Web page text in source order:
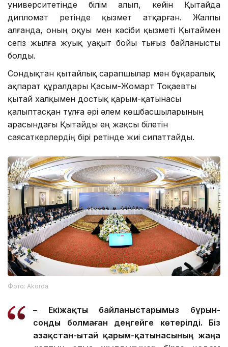
университетінде білім алып, кейін Қытайда
дипломат ретінде қызмет атқарған. Жалпы
алғанда, оның оқуы мен кәсіби қызметі Қытаймен
сегіз жылға жуық уақыт бойы тығыз байланысты
болды.
Сондықтан қытайлық сарапшылар мен бұқаралық
ақпарат құралдары Қасым-Жомарт Тоқаевты
қытай халқымен достық қарым-қатынасы
қалыптасқан тұлға әрі әлем көшбасшыларының
арасындағы Қытайды ең жақсы білетін
саясаткерлердің бірі ретінде жиі сипаттайды.
Фото: Аkorda
– Екіжақты байланыстарымыз бұрын-
соңды болмаған деңгейге көтерілді. Біз
Қазақстан-Қытай қарым-қатынасының жаңа